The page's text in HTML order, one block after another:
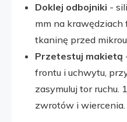
Doklej odbojniki -
mm na
tkaninę przed
Przetestuj makietą
frontu i uchwytu,
zasymuluj tor ruchu.
zwrotów i wiercenia.